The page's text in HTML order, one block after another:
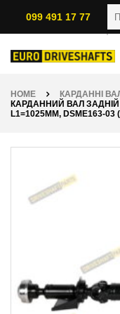
099 491 17 77
HOME КАРДАННІ
КАРДАННИЙ ВАЛ ЗАДНІЙ
L1=1025ММ, DSME163-03